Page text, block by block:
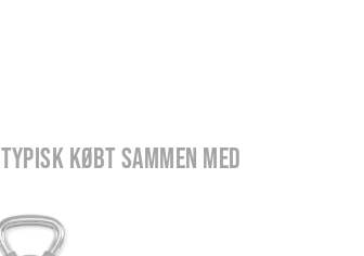
TYPISK KØBT SAMMEN MED